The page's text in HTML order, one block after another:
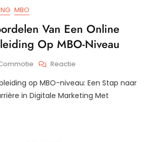
MBO
Van Een Online
Op MBO-Niveau
Reactie
De
Voordelen
op MBO-niveau: Een Stap naar
in Digitale Marketing Met